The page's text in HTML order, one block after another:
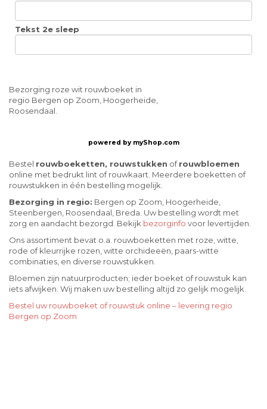
Tekst 2e sleep
Bezorging roze wit rouwboeket in
regio Bergen op Zoom, Hoogerheide,
Roosendaal.
powered by myShop.com
Bestel rouwboeketten, rouwstukken ofrouwbloemen
online met bedrukt lint of rouwkaart. Meerdere boeketten of
rouwstukken in één bestelling mogelijk.
Bezorging in regio: Bergen op Zoom, Hoogerheide,
Steenbergen, Roosendaal, Breda. Uw bestelling wordt met
zorg en aandacht bezorgd. Bekijk bezorginfo voor levertijden.
Ons assortiment bevat o.a. rouwboeketten met roze, witte,
rode of kleurrijke rozen, witte orchideeën, paars-witte
combinaties, en diverse rouwstukken.
Bloemen zijn natuurproducten; ieder boeket of rouwstuk kan
iets afwijken. Wij maken uw bestelling altijd zo gelijk mogelijk.
Bestel uw rouwboeket of rouwstuk online – levering regio
Bergen op Zoom